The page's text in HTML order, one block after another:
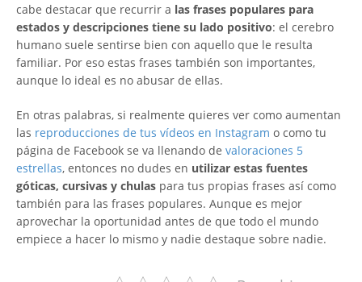
cabe destacar que recurrir a las frases populares para
estados y descripciones tiene su lado positivo: el cerebro
humano suele sentirse bien con aquello que le resulta
familiar. Por eso estas frases también son importantes,
aunque lo ideal es no abusar de ellas.
En otras palabras, si realmente quieres ver como aumentan
las reproducciones de tus vídeos en Instagram o como tu
página de Facebook se va llenando de valoraciones 5
estrellas, entonces no dudes en utilizar estas fuentes
góticas, cursivas y chulas para tus propias frases así como
también para las frases populares. Aunque es mejor
aprovechar la oportunidad antes de que todo el mundo
empiece a hacer lo mismo y nadie destaque sobre nadie.